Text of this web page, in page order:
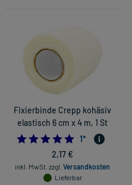
Fixierbinde Crepp kohäsiv
elastisch 6 cm x 4 m, 1 St
5.0
1*
2,17 €
inkl. MwSt. zzgl. Versandkosten
Lieferbar